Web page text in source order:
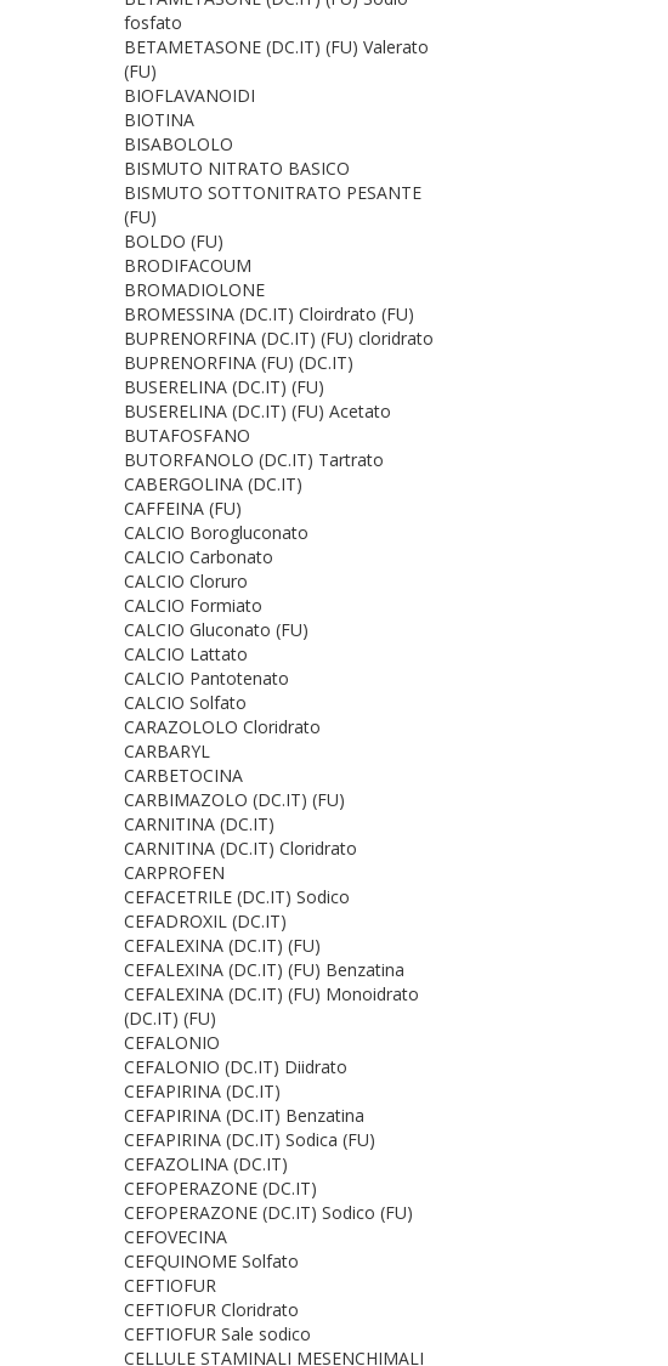
fosfato
BETAMETASONE (DC.IT) (FU) Valerato
(FU)
BIOFLAVANOIDI
BIOTINA
BISABOLOLO
BISMUTO NITRATO BASICO
BISMUTO SOTTONITRATO PESANTE
(FU)
BOLDO (FU)
BRODIFACOUM
BROMADIOLONE
BROMESSINA (DC.IT) Cloirdrato (FU)
BUPRENORFINA (DC.IT) (FU) cloridrato
BUPRENORFINA (FU) (DC.IT)
BUSERELINA (DC.IT) (FU)
BUSERELINA (DC.IT) (FU) Acetato
BUTAFOSFANO
BUTORFANOLO (DC.IT) Tartrato
CABERGOLINA (DC.IT)
CAFFEINA (FU)
CALCIO Borogluconato
CALCIO Carbonato
CALCIO Cloruro
CALCIO Formiato
CALCIO Gluconato (FU)
CALCIO Lattato
CALCIO Pantotenato
CALCIO Solfato
CARAZOLOLO Cloridrato
CARBARYL
CARBETOCINA
CARBIMAZOLO (DC.IT) (FU)
CARNITINA (DC.IT)
CARNITINA (DC.IT) Cloridrato
CARPROFEN
CEFACETRILE (DC.IT) Sodico
CEFADROXIL (DC.IT)
CEFALEXINA (DC.IT) (FU)
CEFALEXINA (DC.IT) (FU) Benzatina
CEFALEXINA (DC.IT) (FU) Monoidrato
(DC.IT) (FU)
CEFALONIO
CEFALONIO (DC.IT) Diidrato
CEFAPIRINA (DC.IT)
CEFAPIRINA (DC.IT) Benzatina
CEFAPIRINA (DC.IT) Sodica (FU)
CEFAZOLINA (DC.IT)
CEFOPERAZONE (DC.IT)
CEFOPERAZONE (DC.IT) Sodico (FU)
CEFOVECINA
CEFQUINOME Solfato
CEFTIOFUR
CEFTIOFUR Cloridrato
CEFTIOFUR Sale sodico
CELLULE STAMINALI MESENCHIMALI